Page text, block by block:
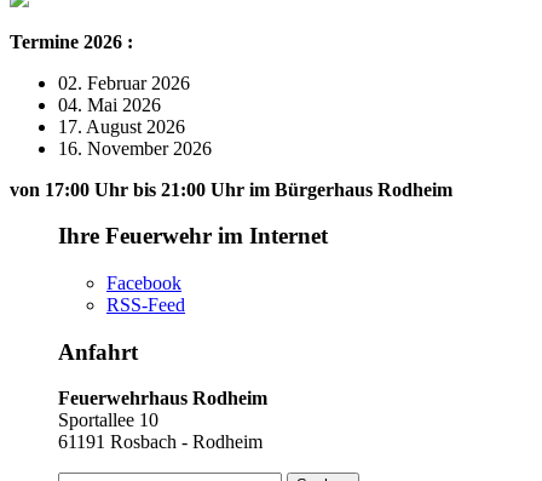
Termine 2026 :
02. Februar 2026
04. Mai 2026
17. August 2026
16. November 2026
von 17:00 Uhr bis 21:00 Uhr im Bürgerhaus Rodheim
Ihre Feuerwehr im Internet
Facebook
RSS-Feed
Anfahrt
Feuerwehrhaus Rodheim
Sportallee 10
61191 Rosbach - Rodheim